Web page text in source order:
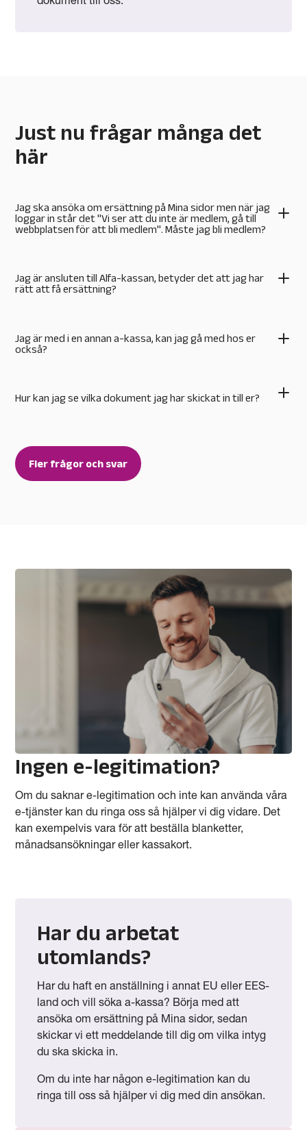
Just nu frågar många det
här
Jag ska ansöka om ersättning på Mina sidor men när jag
loggar in står det "Vi ser att du inte är medlem, gå till
webbplatsen för att bli medlem". Måste jag bli medlem?
Jag är ansluten till Alfa-kassan, betyder det att jag har
rätt att få ersättning?
Jag är med i en annan a-kassa, kan jag gå med hos er
också?
Hur kan jag se vilka dokument jag har skickat in till er?
Fler frågor och svar
Ingen e-legitimation?
Om du saknar e-legitimation och inte kan använda våra
e-tjänster kan du ringa oss så hjälper vi dig vidare. Det
kan exempelvis vara för att beställa blanketter,
månadsansökningar eller kassakort.
Har du arbetat
utomlands?
Har du haft en anställning i annat EU eller EES-
land och vill söka a-kassa? Börja med att
ansöka om ersättning på Mina sidor, sedan
skickar vi ett meddelande till dig om vilka intyg
du ska skicka in.
Om du inte har någon e-legitimation kan du
ringa till oss så hjälper vi dig med din ansökan.